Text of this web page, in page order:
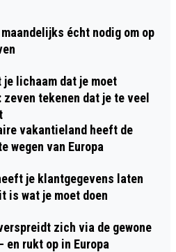
écht nodig om op
lichaam dat je moet
zeven tekenen dat je te veel
vakantieland heeft de
wegen van Europa
je klantgegevens laten
is wat je moet doen
zich via de gewone
en rukt op in Europa